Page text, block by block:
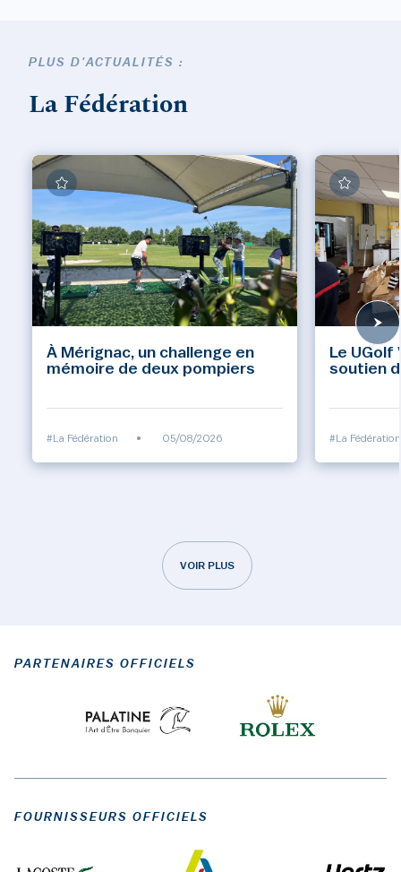
PLUS D'ACTUALITÉS :
La Fédération
À Mérignac, un challenge en
mémoire de deux pompiers
#La Fédération • 05/08/2026
Le UGolf
soutien
#La Fédération
VOIR PLUS
PARTENAIRES OFFICIELS
FOURNISSEURS OFFICIELS